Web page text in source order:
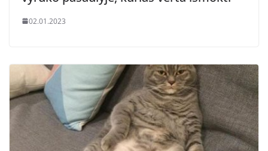
02.01.2023